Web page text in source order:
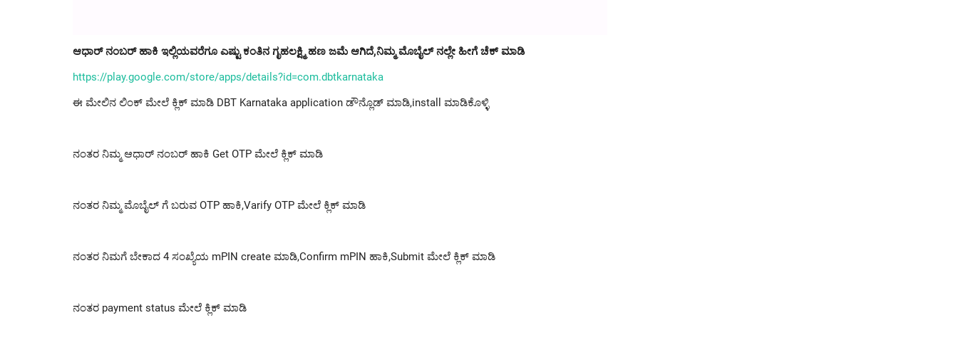
ಆಧಾರ್ ನಂಬರ್ ಹಾಕಿ ಇಲ್ಲಿಯವರೆಗೂ ಎಷ್ಟು ಕಂತಿನ ಗೃಹಲಕ್ಷ್ಮಿ ಹಣ ಜಮೆ ಆಗಿದೆ,ನಿಮ್ಮ ಮೊಬೈಲ್ ನಲ್ಲೇ ಹೀಗೆ ಚೆಕ್ ಮಾಡಿ
https://play.google.com/store/apps/details?id=com.dbtkarnataka
ಈ ಮೇಲಿನ ಲಿಂಕ್ ಮೇಲೆ ಕ್ಲಿಕ್ ಮಾಡಿ DBT Karnataka application ಡೌನ್ಲೊಡ್ ಮಾಡಿ,install ಮಾಡಿಕೊಳ್ಳಿ
ನಂತರ ನಿಮ್ಮ ಆಧಾರ್ ನಂಬರ್ ಹಾಕಿ Get OTP ಮೇಲೆ ಕ್ಲಿಕ್ ಮಾಡಿ
ನಂತರ ನಿಮ್ಮ ಮೊಬೈಲ್ ಗೆ ಬರುವ OTP ಹಾಕಿ,Varify OTP ಮೇಲೆ ಕ್ಲಿಕ್ ಮಾಡಿ
ನಂತರ ನಿಮಗೆ ಬೇಕಾದ 4 ಸಂಖ್ಯೆಯ mPIN create ಮಾಡಿ,Confirm mPIN ಹಾಕಿ,Submit ಮೇಲೆ ಕ್ಲಿಕ್ ಮಾಡಿ
ನಂತರ payment status ಮೇಲೆ ಕ್ಲಿಕ್ ಮಾಡಿ